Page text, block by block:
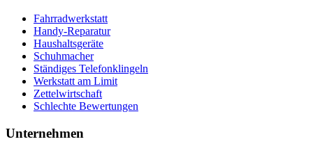
Fahrradwerkstatt
Handy-Reparatur
Haushaltsgeräte
Schuhmacher
Ständiges Telefonklingeln
Werkstatt am Limit
Zettelwirtschaft
Schlechte Bewertungen
Unternehmen